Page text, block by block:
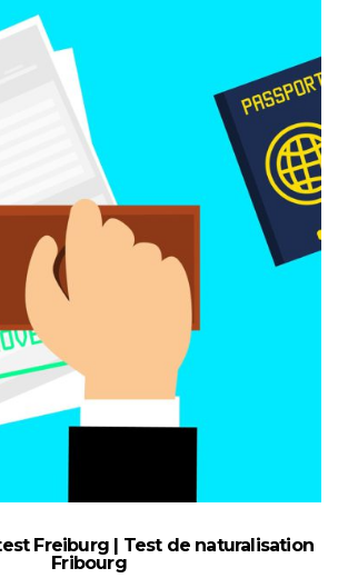
Freiburg | Test de naturalisation
Fribourg